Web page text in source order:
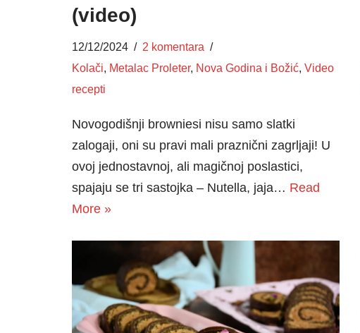
(video)
12/12/2024
2 komentara
Kolači, Metalac Proleter, Nova Godina i Božić, Video
recepti
Novogodišnji browniesi nisu samo slatki
zalogaji, oni su pravi mali praznični zagrljaji! U
ovoj jednostavnoj, ali magičnoj poslastici,
spajaju se tri sastojka – Nutella, jaja… Read
More »